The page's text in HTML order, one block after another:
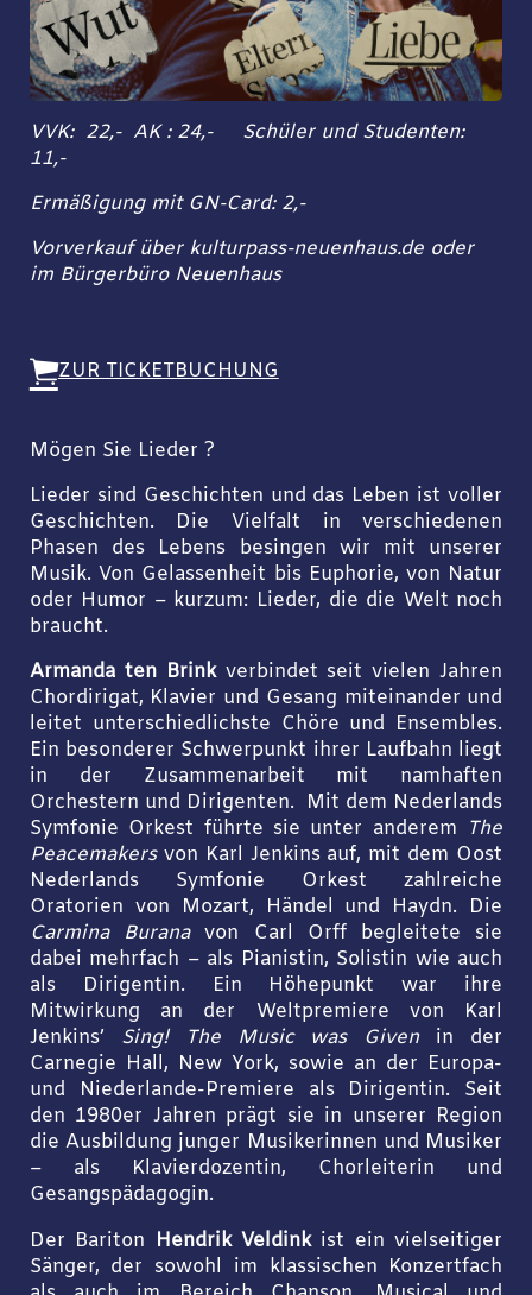
VVK: 22,- AK : 24,- Schüler und Studenten:
11,-
Ermäßigung mit GN-Card: 2,-
Vorverkauf über kulturpass-neuenhaus.de oder
im Bürgerbüro Neuenhaus
ZUR TICKETBUCHUNG
Mögen Sie Lieder ?
Lieder sind Geschichten und das Leben ist voller
Geschichten. Die Vielfalt in verschiedenen
Phasen des Lebens besingen wir mit unserer
Musik. Von Gelassenheit bis Euphorie, von Natur
oder Humor – kurzum: Lieder, die die Welt noch
braucht.
Armanda ten Brinkverbindet seit vielen Jahren
Chordirigat, Klavier und Gesang miteinander und
leitet unterschiedlichste Chöre und Ensembles.
Ein besonderer Schwerpunkt ihrer Laufbahn liegt
in der Zusammenarbeit mit namhaften
Orchestern und Dirigenten. Mit dem Nederlands
Symfonie Orkest führte sie unter anderem The
Peacemakersvon Karl Jenkins auf, mit dem Oost
Nederlands Symfonie Orkest zahlreiche
Oratorien von Mozart, Händel und Haydn. Die
Carmina Buranavon Carl Orff begleitete sie
dabei mehrfach – als Pianistin, Solistin wie auch
als Dirigentin. Ein Höhepunkt war ihre
Mitwirkung an der Weltpremiere von Karl
Jenkins’ Sing! The Music was Givenin der
Carnegie Hall, New York, sowie an der Europa-
und Niederlande-Premiere als Dirigentin. Seit
den 1980er Jahren prägt sie in unserer Region
die Ausbildung junger Musikerinnen und Musiker
– als Klavierdozentin, Chorleiterin und
Gesangspädagogin.
Der Bariton Hendrik Veldink ist ein vielseitiger
Sänger, der sowohl im klassischen Konzertfach